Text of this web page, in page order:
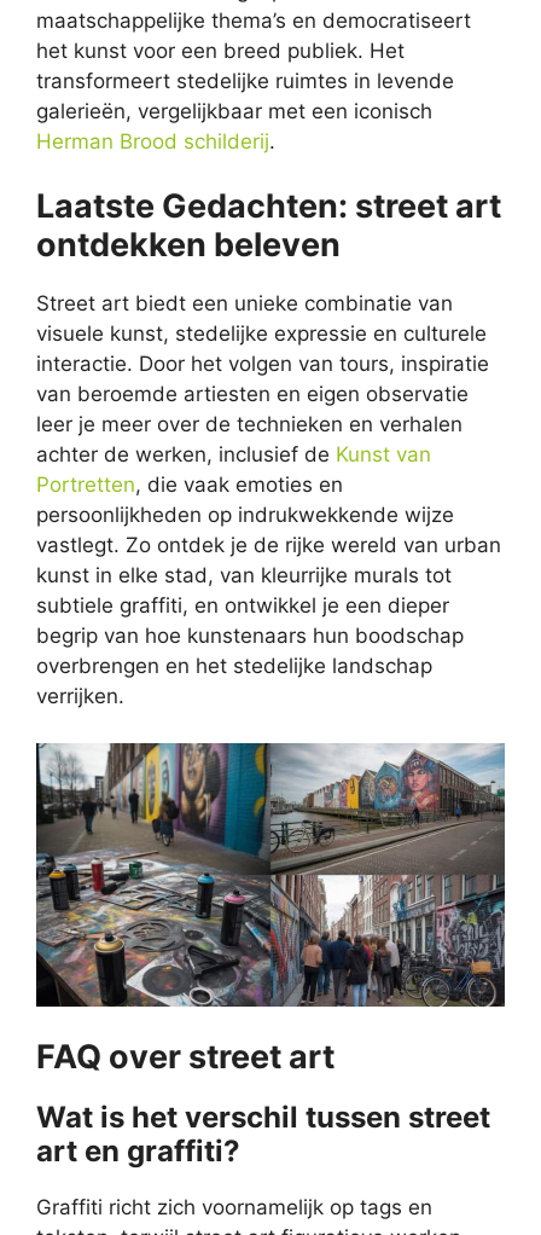
maatschappelijke thema’s en democratiseert
het kunst voor een breed publiek. Het
transformeert stedelijke ruimtes in levende
galerieën, vergelijkbaar met een iconisch
Herman Brood schilderij.
Laatste Gedachten: street art
ontdekken beleven
Street art biedt een unieke combinatie van
visuele kunst, stedelijke expressie en culturele
interactie. Door het volgen van tours, inspiratie
van beroemde artiesten en eigen observatie
leer je meer over de technieken en verhalen
achter de werken, inclusief de Kunst van
Portretten, die vaak emoties en
persoonlijkheden op indrukwekkende wijze
vastlegt. Zo ontdek je de rijke wereld van urban
kunst in elke stad, van kleurrijke murals tot
subtiele graffiti, en ontwikkel je een dieper
begrip van hoe kunstenaars hun boodschap
overbrengen en het stedelijke landschap
verrijken.
FAQ over street art
Wat is het verschil tussen street
art en graffiti?
Graffiti richt zich voornamelijk op tags en